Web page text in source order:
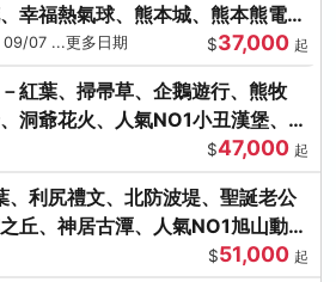
幸福熱氣球、熊本城、熊本熊電
07 ...更多日期 $37,000 起
紅葉、掃帚草、企鵝遊行、熊牧
洞爺花火、人氣NO1小丑漢堡、螃
$47,000 起
利尻禮文、北防波堤、聖誕老公
丘、神居古潭、人氣NO1旭山動物
$51,000 起